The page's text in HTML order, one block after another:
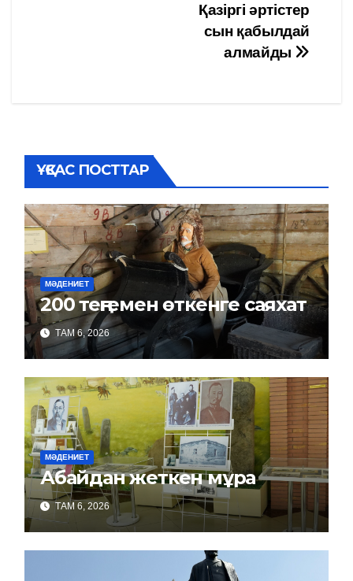
Қазіргі әртістер
сын қабылдай
алмайды
ҰҚСАС ПОСТТАР
МӘДЕНИЕТ
200 теңгемен өткенге саяхат
ТАМ 6, 2026
МӘДЕНИЕТ
Абайдан жеткен мұра
ТАМ 6, 2026